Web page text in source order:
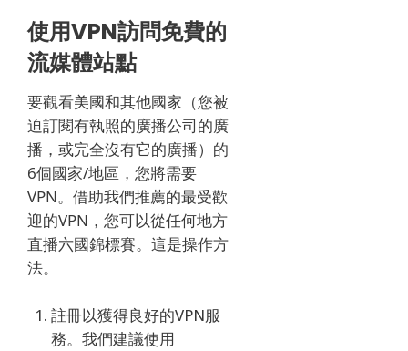
使用VPN訪問免費的
流媒體站點
要觀看美國和其他國家（您被
迫訂閱有執照的廣播公司的廣
播，或完全沒有它的廣播）的
6個國家/地區，您將需要
VPN。 借助我們推薦的最受歡
迎的VPN，您可以從任何地方
直播六國錦標賽。 這是操作方
法。
註冊以獲得良好的VPN服
務。 我們建議使用